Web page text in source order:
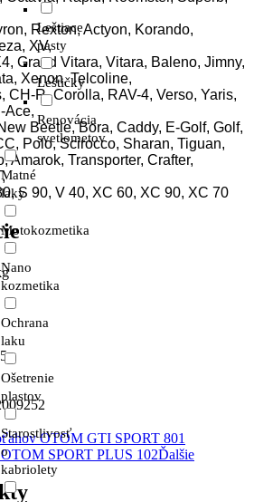
Leštiace
pasty
Leštičky
Renovácia
svetlometov
Matné
laky
Motokozmetika
Nano
kozmetika
Ochrana
laku
Ošetrenie
plastov
Starostlivosť
o
kabriolety
Rexton, Actyon, Korando,
XV,
Grand Vitara, Vitara, Baleno, Jimny,
Xenon, Telcoline,
CH-R, Corolla, RAV-4, Verso, Yaris,
Ace,
Beetle, Bora, Caddy, E-Golf, Golf,
Polo, Scirocco, Sharan, Tiguan,
Amarok, Transporter, Crafter,
S 90, V 40, XC 60, XC 90, XC 70
OTOM GTI SPORT 801
SPORT PLUS 102Ďalšie